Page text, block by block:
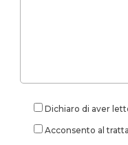
Dichiaro di aver
Acconsento al